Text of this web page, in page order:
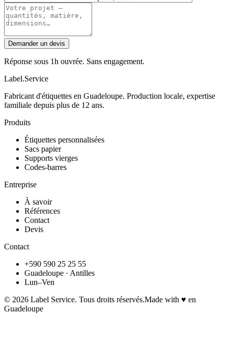
Demander un devis
Réponse sous 1h ouvrée. Sans engagement.
Label.Service
Fabricant d'étiquettes en Guadeloupe. Production locale, expertise
familiale depuis plus de 12 ans.
Produits
Étiquettes personnalisées
Sacs papier
Supports vierges
Codes-barres
Entreprise
À savoir
Références
Contact
Devis
Contact
+590 590 25 25 55
Guadeloupe · Antilles
Lun–Ven
© 2026 Label Service. Tous droits réservés.Made with ♥ en
Guadeloupe